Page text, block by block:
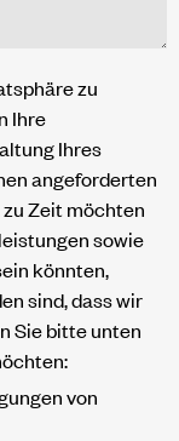
zu
Ihre
Ihres
angeforderten
Zeit möchten
sowie
könnten,
sind, dass wir
Sie bitte unten
von